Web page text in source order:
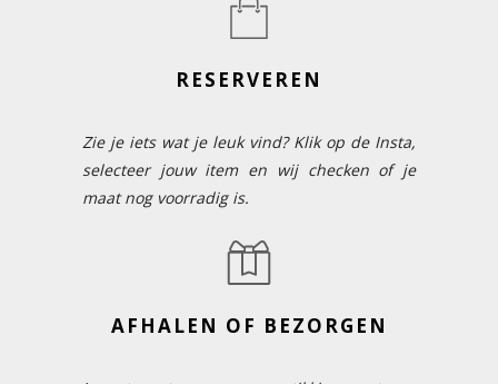
RESERVEREN
Zie je iets wat je leuk vind? Klik op de Insta,
selecteer jouw item en wij checken of je
maat nog voorradig is.
AFHALEN OF BEZORGEN